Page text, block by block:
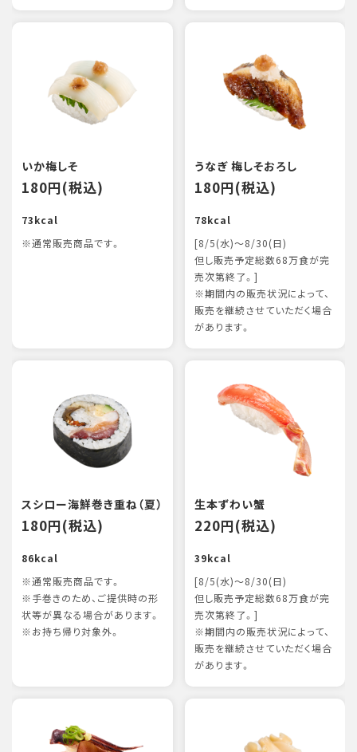
いか梅しそ
180円(税込)
73kcal
※通常販売商品です。
うなぎ 梅しそおろし
180円(税込)
78kcal
[8/5(水)～8/30(日)
但し販売予定総数68万食が完
売次第終了。]
※期間内の販売状況によって、
販売を継続させていただく場合
があります。
スシロー海鮮巻き重ね（夏）
180円(税込)
86kcal
※通常販売商品です。
※手巻きのため、ご提供時の形
状等が異なる場合があります。
※お持ち帰り対象外。
生本ずわい蟹
220円(税込)
39kcal
[8/5(水)～8/30(日)
但し販売予定総数68万食が完
売次第終了。]
※期間内の販売状況によって、
販売を継続させていただく場合
があります。